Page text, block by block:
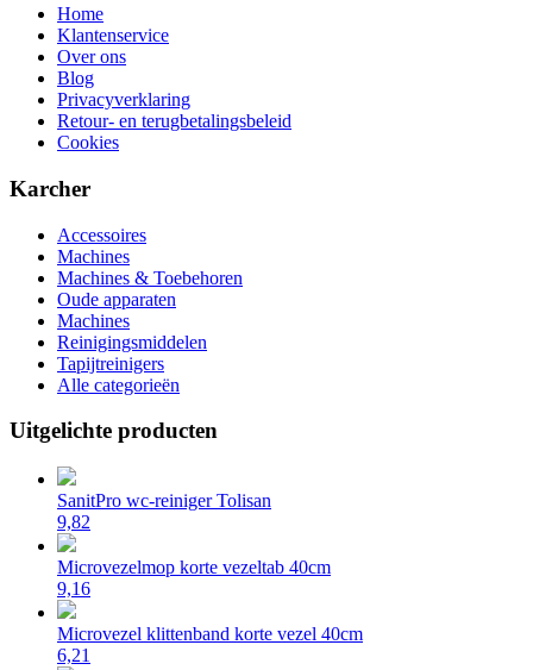
Home
Klantenservice
Over ons
Blog
Privacyverklaring
Retour- en terugbetalingsbeleid
Cookies
Karcher
Accessoires
Machines
Machines & Toebehoren
Oude apparaten
Machines
Reinigingsmiddelen
Tapijtreinigers
Alle categorieën
Uitgelichte producten
SanitPro wc-reiniger Tolisan
9,82
Microvezelmop korte vezeltab 40cm
9,16
Microvezel klittenband korte vezel 40cm
6,21